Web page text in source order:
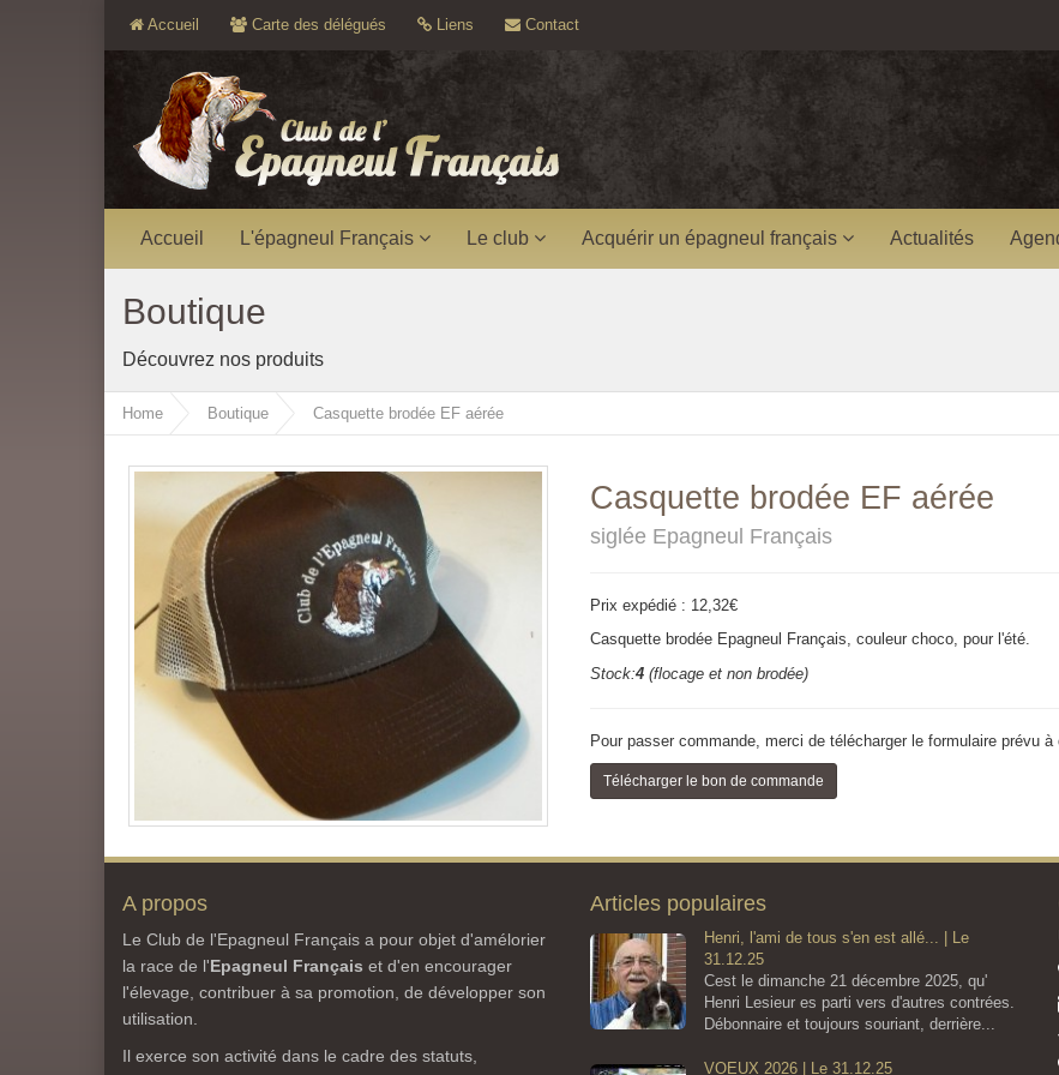
Accueil Carte des délégués Liens Contact
Accueil L'épagneul Français Le club Acquérir un épagneul français Actualités
Boutique
Découvrez nos produits
Home Boutique Casquette brodée EF aérée
Casquette brodée EF aérée
siglée Epagneul Français
Prix expédié : 12,32€
Casquette brodée Epagneul Français, couleur choco, pour l'été.
Stock:4(flocage et non brodée)
Pour passer commande, merci de télécharger le formulaire prévu à
Télécharger le bon de commande
A propos
Le Club de l'Epagneul Français a pour objet d'amélorier
la race de l'Epagneul Français et d'en encourager
l'élevage, contribuer à sa promotion, de développer son
utilisation.
Il exerce son activité dans le cadre des statuts,
Articles populaires
Henri, l'ami de tous s'en est allé... | Le
31.12.25
Cest le dimanche 21 décembre 2025, qu'
Henri Lesieur es parti vers d'autres contrées.
Débonnaire et toujours souriant, derrière...
VOEUX 2026 | Le 31.12.25